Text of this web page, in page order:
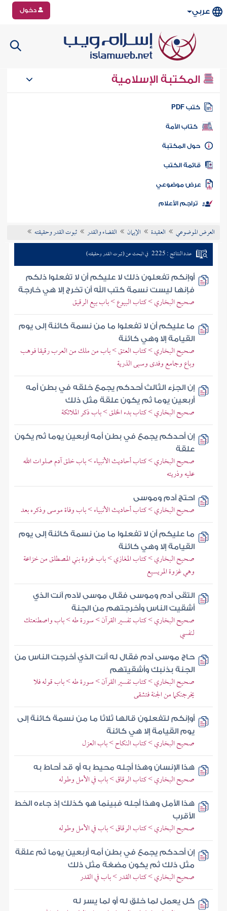
عربي دخول
المكتبة الإسلامية
كتب PDF
كتاب الأمة
المكتبة
الكتب
موضوعي
تراجم الأعلام
العرض الموضوعي العقيدة الإيمان القضاء والقدر ثبوت القدر وحقيقته
عدد النتائج : 2225 في البحث عن (ثبوت القدر وحقيقته)
أوإنكم تفعلون ذلك لا عليكم أن لا تفعلوا ذلكم
فإنها ليست نسمة كتب الله أن تخرج إلا هي خارجة
صحيح البخاري > كتاب البيوع > باب بيع الرقيق
ما عليكم أن لا تفعلوا ما من نسمة كائنة إلى يوم
القيامة إلا وهي كائنة
صحيح البخاري > كتاب العتق > باب من ملك من العرب رقيقا فوهب
وباع وجامع وفدى وسبى الذرية
إن الجزء الثالث أحدكم يجمع خلقه في بطن أمه
أربعين يوما ثم يكون علقة مثل ذلك
صحيح البخاري > كتاب بدء الخلق > باب ذكر الملائكة
إن أحدكم يجمع في بطن أمه أربعين يوما ثم يكون
علقة
صحيح البخاري > كتاب أحاديث الأنبياء > باب خلق آدم صلوات الله
عليه وذريته
احتج آدم وموسى
صحيح البخاري > كتاب أحاديث الأنبياء > باب وفاة موسى وذكره بعد
ما عليكم أن لا تفعلوا ما من نسمة كائنة إلى يوم
القيامة إلا وهي كائنة
صحيح البخاري > كتاب المغازي > باب غزوة بني المصطلق من خزاعة
وهي غزوة المريسيع
التقى آدم وموسى فقال موسى لآدم آنت الذي
أشقيت الناس وأخرجتهم من الجنة
صحيح البخاري > كتاب تفسير القرآن > سورة طه > باب واصطنعتك
لنفسي
حاج موسى آدم فقال له أنت الذي أخرجت الناس من
الجنة بذنبك وأشقيتهم
صحيح البخاري > كتاب تفسير القرآن > سورة طه > باب قوله فلا
يخرجنكما من الجنة فتشقى
أوإنكم لتفعلون قالها ثلاثا ما من نسمة كائنة إلى
يوم القيامة إلا هي كائنة
صحيح البخاري > كتاب النكاح > باب العزل
هذا الإنسان وهذا أجله محيط به أو قد أحاط به
صحيح البخاري > كتاب الرقاق > باب في الأمل وطوله
هذا الأمل وهذا أجله فبينما هو كذلك إذ جاءه الخط
الأقرب
صحيح البخاري > كتاب الرقاق > باب في الأمل وطوله
إن أحدكم يجمع في بطن أمه أربعين يوما ثم علقة
مثل ذلك ثم يكون مضغة مثل ذلك
صحيح البخاري > كتاب القدر > باب في القدر
كل يعمل لما خلق له أو لما يسر له